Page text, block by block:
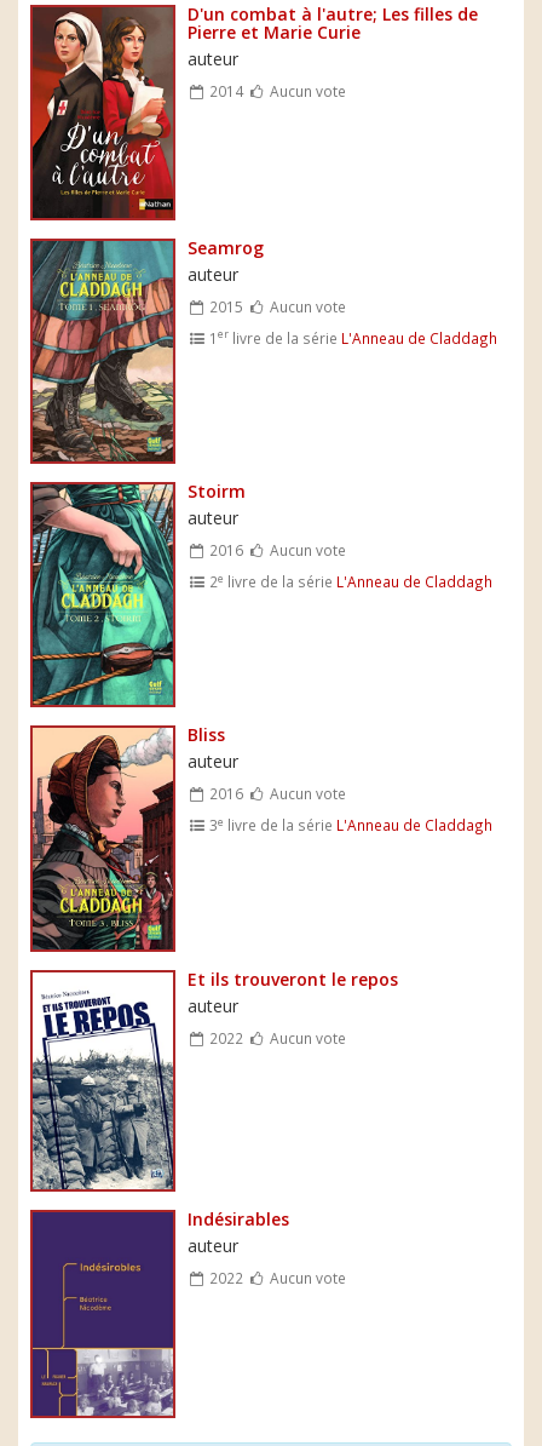
D'un combat à l'autre; Les filles de
Pierre et Marie Curie
auteur
2014 Aucun vote
Seamrog
auteur
2015
Aucun vote
1er livre de la série L'Anneau de Claddagh
Stoirm
auteur
2016
Aucun vote
2e livre de la série L'Anneau de Claddagh
Bliss
auteur
2016
Aucun vote
3e livre de la série L'Anneau de Claddagh
Et ils trouveront le repos
auteur
2022 Aucun vote
Indésirables
auteur
2022 Aucun vote